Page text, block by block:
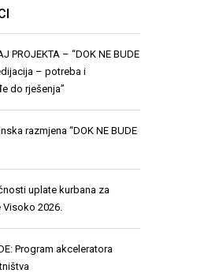
PROJEKTA – “DOK NE BUDE
– potreba i
do rješenja”
razmjena “DOK NE BUDE
uplate kurbana za
2026.
Program akceleratora